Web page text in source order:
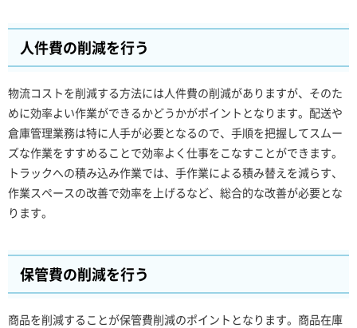
人件費の削減を行う
物流コストを削減する方法には人件費の削減がありますが、そのた
めに効率よい作業ができるかどうかがポイントとなります。配送や
倉庫管理業務は特に人手が必要となるので、手順を把握してスムー
ズな作業をすすめることで効率よく仕事をこなすことができます。
トラックへの積み込み作業では、手作業による積み替えを減らす、
作業スペースの改善で効率を上げるなど、総合的な改善が必要とな
ります。
保管費の削減を行う
商品を削減することが保管費削減のポイントとなります。商品在庫